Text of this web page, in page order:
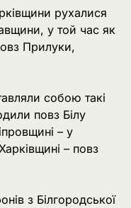
рухалися
у той час як
Прилуки,
собою такі
повз Білу
– у
– повз
з Білгородської